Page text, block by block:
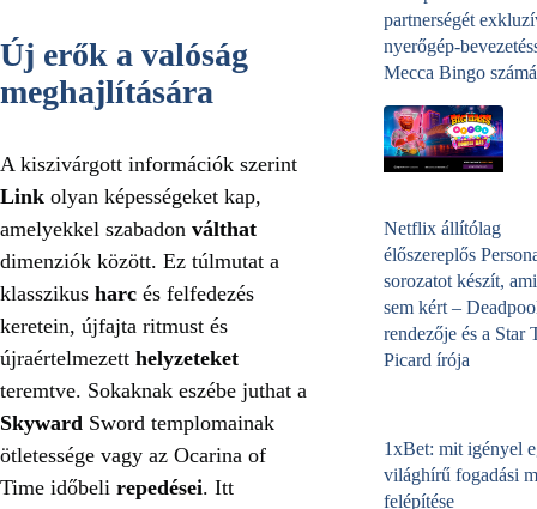
Új erők a valóság
meghajlítására
A kiszivárgott információk szerint
Link olyan képességeket kap,
amelyekkel szabadon válthat
dimenziók között. Ez túlmutat a
klasszikus harc és felfedezés
keretein, újfajta ritmust és
újraértelmezett helyzeteket
teremtve. Sokaknak eszébe juthat a
Skyward Sword templomainak
ötletessége vagy az Ocarina of
Time időbeli repedései. Itt
partnerségét
nyerőgép-
Mecca Bingo
Netflix állítólag
élőszereplős
sorozatot készít,
sem kért –
rendezője és a Star
Picard írója
1xBet: mit igényel
világhírű fogadási
felépítése